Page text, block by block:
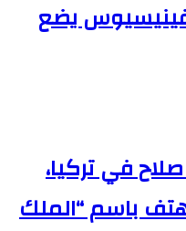
فينيسيوس يضع
في تركيا،
باسم “الملك